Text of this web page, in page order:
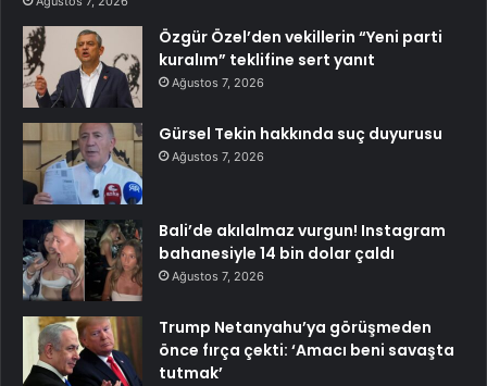
Özgür Özel’den vekillerin “Yeni parti
kuralım” teklifine sert yanıt
Ağustos 7, 2026
Gürsel Tekin hakkında suç duyurusu
Ağustos 7, 2026
Bali’de akılalmaz vurgun! Instagram
bahanesiyle 14 bin dolar çaldı
Ağustos 7, 2026
Trump Netanyahu’ya görüşmeden
önce fırça çekti: ‘Amacı beni savaşta
tutmak’